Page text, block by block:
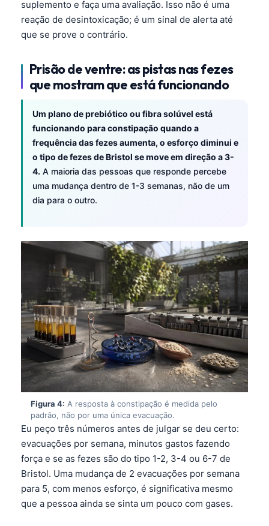
suplemento e faça uma avaliação. Isso não é uma
reação de desintoxicação; é um sinal de alerta até
que se prove o contrário.
Prisão de ventre: as pistas nas fezes
que mostram que está funcionando
Um plano de prebiótico ou fibra solúvel está
funcionando para constipação quando a
frequência das fezes aumenta, o esforço diminui e
o tipo de fezes de Bristol se move em direção a 3-
4. A maioria das pessoas que responde percebe
uma mudança dentro de 1-3 semanas, não de um
dia para o outro.
Figura 4: A resposta à constipação é medida pelo
padrão, não por uma única evacuação.
Eu peço três números antes de julgar se deu certo:
evacuações por semana, minutos gastos fazendo
força e se as fezes são do tipo 1-2, 3-4 ou 6-7 de
Bristol. Uma mudança de 2 evacuações por semana
para 5, com menos esforço, é significativa mesmo
que a pessoa ainda se sinta um pouco com gases.